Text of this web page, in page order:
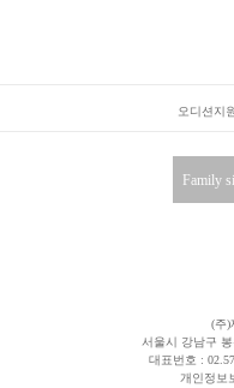
오디션지
Family
(주)
서울시 강남구
대표번호 :
개인정보